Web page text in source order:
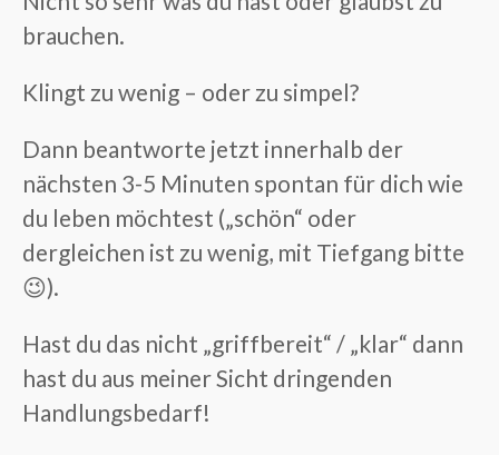
brauchen.
Klingt zu wenig – oder zu simpel?
Dann beantworte jetzt innerhalb der
nächsten 3-5 Minuten spontan für dich wie
du leben möchtest („schön“ oder
dergleichen ist zu wenig, mit Tiefgang bitte
😉).
Hast du das nicht „griffbereit“ / „klar“ dann
hast du aus meiner Sicht dringenden
Handlungsbedarf!